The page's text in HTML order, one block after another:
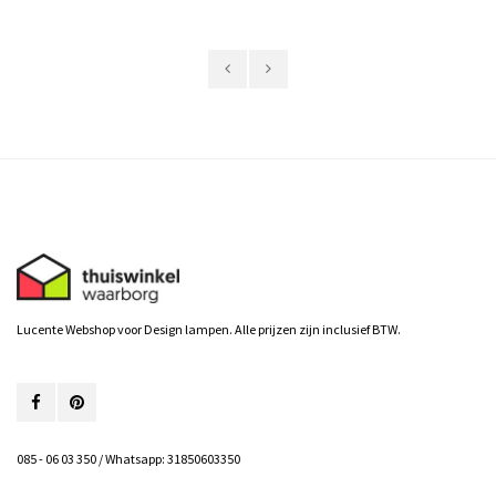
Lucente Webshop voor Design lampen. Alle prijzen zijn inclusief BTW.
085 - 06 03 350 / Whatsapp: 31850603350